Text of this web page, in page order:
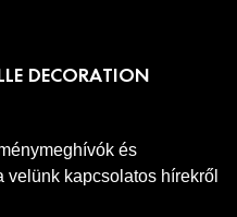
DECORATION
és
kapcsolatos hírekről